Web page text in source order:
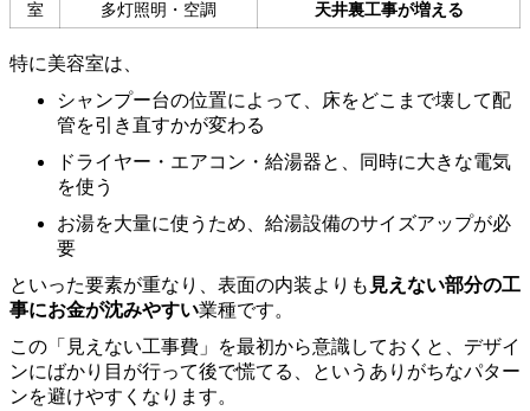
室
多灯照明・空調
天井裏工事が増える
特に美容室は、
シャンプー台の位置によって、床をどこまで壊して配
管を引き直すかが変わる
ドライヤー・エアコン・給湯器と、同時に大きな電気
を使う
お湯を大量に使うため、給湯設備のサイズアップが必
要
といった要素が重なり、表面の内装よりも 見えない部分の工
事にお金が沈みやすい業種です。
この「見えない工事費」を最初から意識しておくと、デザイ
ンにばかり目が行って後で慌てる、というありがちなパター
ンを避けやすくなります。